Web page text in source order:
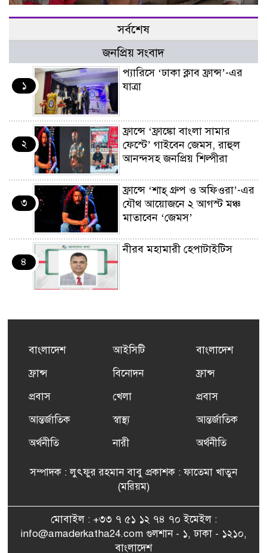
সর্বশেষ
জনপ্রিয় সংবাদ
১
প্যারিসে ‘ঢাকা ক্লাব ফ্রান্স’-এর
যাত্রা
২
ফ্রান্সে ‘ফ্রাঙ্কো বাংলা সামার
ফেস্টে’ গাইবেন জেমস, রাহুল
আনন্দসহ জনপ্রিয় শিল্পীরা
৩
ফ্রান্সে ‘শাহ্ গ্রুপ ও অফিওরা’-এর
যৌথ আয়োজনে ২ আগস্ট মঞ্চ
মাতাবেন ‘জেমস’
৪
নীরব মহামারী হেপাটাইটিস
৫
এর সম্পূর্ণ বিনামূল্যের সুশি
ফ্রান্সসহ ইউরোপীয় দেশসমূহে
দাবদাহ: কারণ, প্রভাব ও করণীয়
ফ্রান্সে সংবর্ধিত হলেন যুক্তরাজ্য
বিএনপি’র আহ্বায়ক কমিটির
সাংবাদিকতায় কৃতিত্বের পুরস্কার
এমপি মমতাজ আলোকে
বাংলাদেশ
ফ্রান্স
প্রবাস
আন্তর্জাতিক
অর্থনীতি
আইসিটি
বিনোদন
খেলা
স্বাস্থ্য
নারী
বাংলাদেশ
ফ্রান্স
প্রবাস
আন্তর্জাতিক
অর্থনীতি
সম্পাদক : লুৎফুর রহমান বাবু প্রকাশক : ফাতেমা খাতুন
(মরিয়ম)
মোবাইল : +৩৩ ৭ ৫১ ১২ ৭৪ ৭০ ইমেইল :
info@amaderkatha24.com গুলশান - ১, ঢাকা - ১২১০,
বাংলাদেশ